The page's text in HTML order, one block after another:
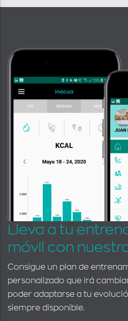
Lleva a tu
móvil con
Consigue un plan de
personalizado que irá
poder adaptarse a tu
siempre disponible.